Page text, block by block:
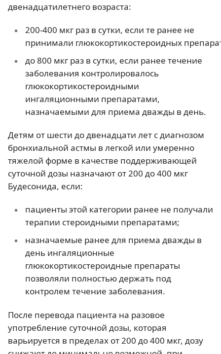
двенадцатилетнего возраста:
200-400 мкг раз в сутки, если те ранее не
принимали глюкокортикостероидных
до 800 мкг раз в сутки, если ранее течение
заболевания контролировалось
глюкокортикостероидными
ингаляционными препаратами,
назначаемыми для приема дважды в день.
Детям от шести до двенадцати лет с диагнозом
бронхиальной астмы в легкой или умеренно
тяжелой форме в качестве поддерживающей
суточной дозы назначают от 200 до 400 мкг
Будесонида, если:
пациенты этой категории ранее не получали
терапии стероидными препаратами;
назначаемые ранее для приема дважды в
день ингаляционные
глюкокортикостероидные препараты
позволяли полностью держать под
контролем течение заболевания.
После перевода пациента на разовое
употребление суточной дозы, которая
варьируется в пределах от 200 до 400 мкг, дозу